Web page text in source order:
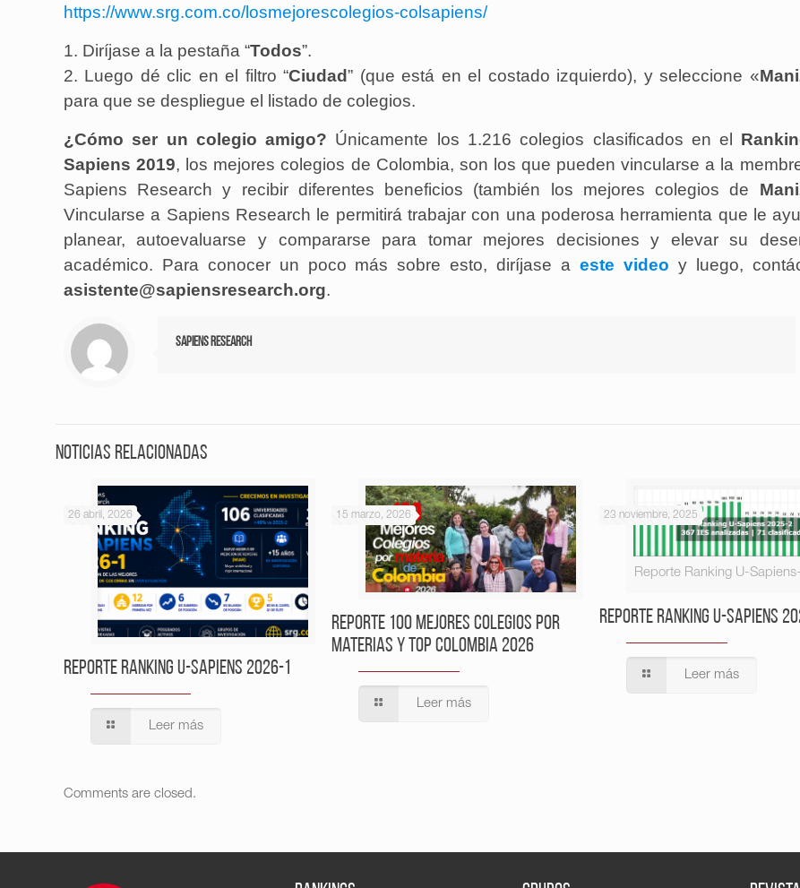
https://www.srg.com.co/losmejorescolegios-colsapiens/
1. Diríjase a la pestaña “Todos”.
2. Luego dé clic en el filtro “Ciudad” (que está en el costado izquierdo), y seleccione «
para que se despliegue el listado de colegios.
¿Cómo ser un colegio amigo? Únicamente los 1.216 colegios clasificados en el
Sapiens 2019, los mejores colegios de Colombia, son los que pueden vincularse a la
Sapiens Research y recibir diferentes beneficios (también los mejores colegios de
Vincularse a Sapiens Research le permitirá trabajar con una poderosa herramienta que le
planear, autoevaluarse y compararse para tomar mejores decisiones y elevar su
académico. Para conocer un poco más sobre esto, diríjase aeste video y luego,
asistente@sapiensresearch.org.
Sapiens Research
Noticias relacionadas
26 abril, 2026
Reporte Ranking U-Sapiens 2026-1
Leer más
15 marzo, 2026
Reporte 100 Mejores Colegios por
Materias y Top Colombia 2026
Leer más
Reporte Ranking U-
23 noviembre, 2025
Reporte Ranking U-Sapiens
Leer más
Comments are closed.